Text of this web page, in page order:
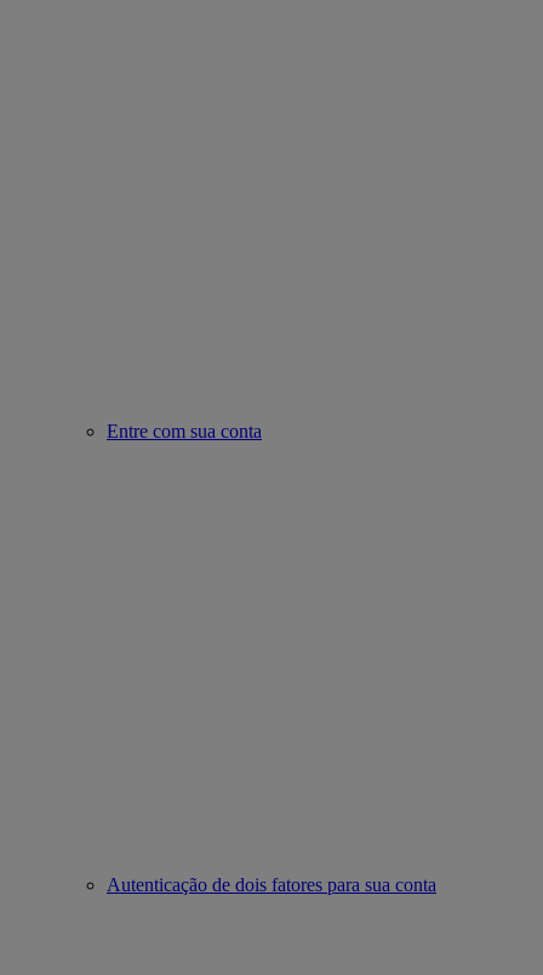
Entre com sua conta
Autenticação de dois fatores para sua conta